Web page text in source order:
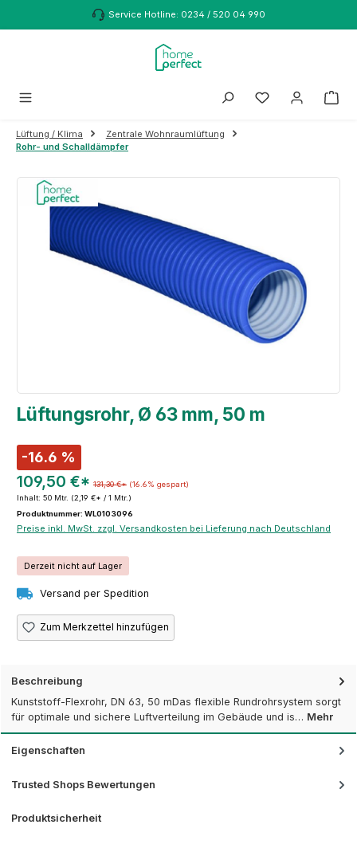
Zum Hauptinhalt springenService Hotline: 0234 / 520 04 990
Lüftung / Klima
Zentrale Wohnraumlüftung
Rohr- und Schalldämpfer
Bildergalerie überspringen
Lüftungsrohr, Ø 63 mm, 50 m
-16.6 %
109,50 €* 131,30 €* (16.6% gespart)
Inhalt: 50 Mtr. (2,19 €* / 1 Mtr.)
Produktnummer: WL0103096
Preise inkl. MwSt. zzgl. Versandkosten bei Lieferung nach Deutschland
Derzeit nicht auf Lager
Versand per Spedition
Zum Merkzettel hinzufügen
Beschreibung
Kunststoff-Flexrohr, DN 63, 50 mDas flexible Rundrohrsystem sorgt
für optimale und sichere Luftverteilung im Gebäude und is… Mehr
Eigenschaften
Trusted Shops Bewertungen
Produktsicherheit